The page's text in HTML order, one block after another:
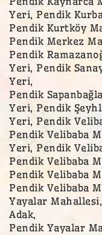
Yeri, Pendik
Pendik Kurtköy
Pendik Merkez
Pendik
Yeri, Pendik
Yeri,
Pendik
Yeri, Pendik
Yeri, Pendik
Pendik Velibaba
Yeri, Pendik
Pendik Velibaba
Pendik Velibaba
Pendik Velibaba
Yayalar
Adak,
Pendik Yayalar